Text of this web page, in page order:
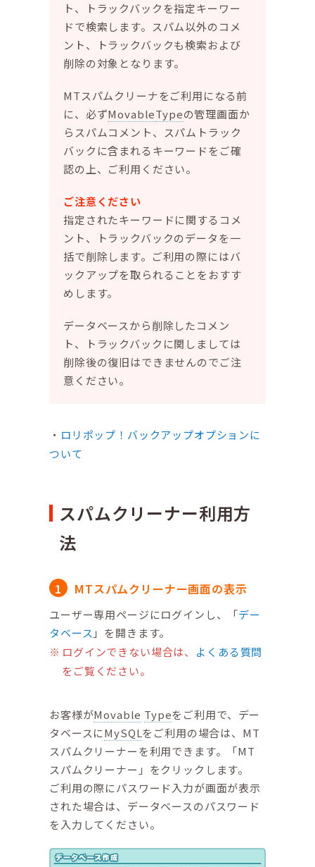
ト、トラックバックを指定キーワー
ドで検索します。スパム以外のコメ
ント、トラックバックも検索および
削除の対象となります。
MTスパムクリーナをご利用になる前
に、必ずMovableTypeの管理画面か
らスパムコメント、スパムトラック
バックに含まれるキーワードをご確
認の上、ご利用ください。
ご注意ください
指定されたキーワードに関するコメ
ント、トラックバックのデータを一
括で削除します。ご利用の際にはバ
ックアップを取られることをおすす
めします。
データベースから削除したコメン
ト、トラックバックに関しましては
削除後の復旧はできませんのでご注
意ください。
ロリポップ！バックアップオプションに
ついて
スパムクリーナー利用方
法
MTスパムクリーナー画面の表示
ユーザー専用ページにログインし、「デー
タベース 」を開きます。
ログインできない場合は、 よくある質問
をご覧ください。
お客様がMovable Typeをご利用で、デー
タベースにMySQLをご利用の場合は、MT
スパムクリーナーを利用できます。「MT
スパムクリーナー」をクリックします。
ご利用の際にパスワード入力が画面が表示
された場合は、データベースのパスワード
を入力してください。